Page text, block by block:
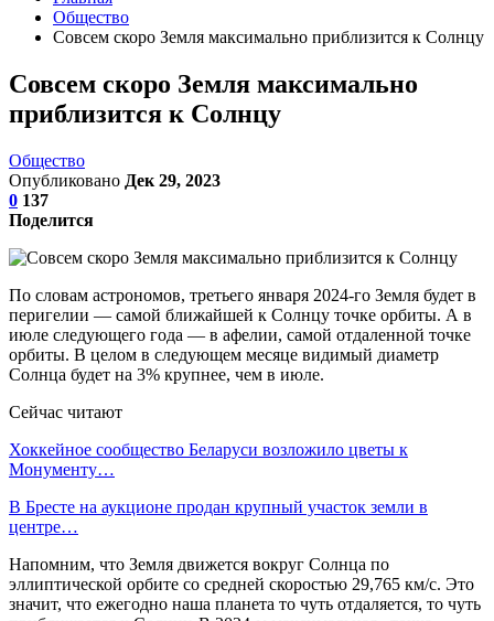
Общество
Совсем скоро Земля максимально приблизится к Солнцу
Совсем скоро Земля максимально
приблизится к Солнцу
Общество
Опубликовано Дек 29, 2023
0 137
Поделится
По словам астрономов, третьего января 2024-го Земля будет в
перигелии — самой ближайшей к Солнцу точке орбиты. А в
июле следующего года — в афелии, самой отдаленной точке
орбиты. В целом в следующем месяце видимый диаметр
Солнца будет на 3% крупнее, чем в июле.
Сейчас читают
Хоккейное сообщество Беларуси возложило цветы к
Монументу…
В Бресте на аукционе продан крупный участок земли в
центре…
Напомним, что Земля движется вокруг Солнца по
эллиптической орбите со средней скоростью 29,765 км/с. Это
значит, что ежегодно наша планета то чуть отдаляется, то чуть